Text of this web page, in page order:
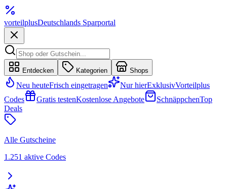
vorteilplusDeutschlands Sparportal
Entdecken Kategorien Shops
Neu heuteFrisch eingetragen Nur hierExklusivVorteilplus
Codes
Gratis testenKostenlose Angebote SchnäppchenTop
Deals
Alle Gutscheine
1.251 aktive Codes